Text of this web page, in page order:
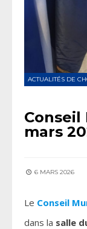
ACTUALITÉS DE
mars
6 MARS 2026
Le Conseil
dans la salle